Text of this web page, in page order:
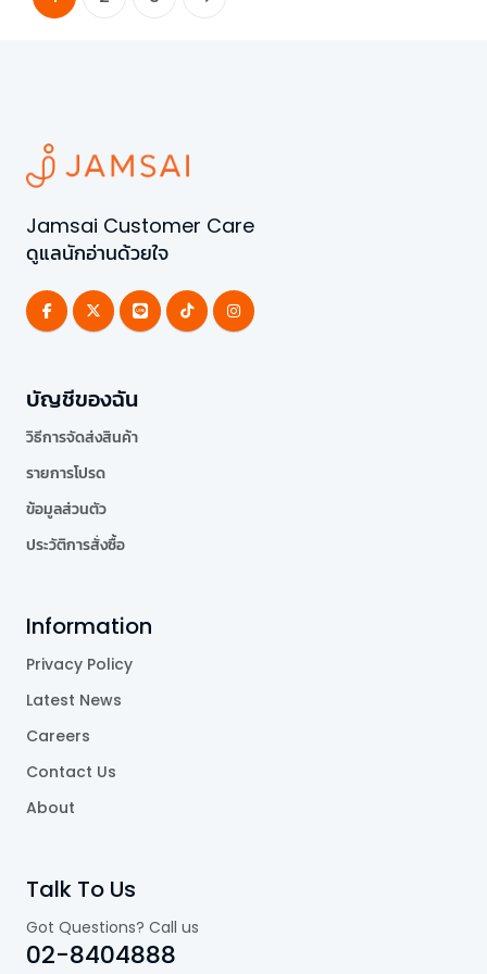
Jamsai Customer Care
ดูแลนักอ่านด้วยใจ
บัญชีของฉัน
วิธีการจัดส่งสินค้า
รายการโปรด
ข้อมูลส่วนตัว
ประวัติการสั่งซื้อ
Information
Privacy Policy
Latest News
Careers
Contact Us
About
Talk To Us
Got Questions? Call us
02-8404888